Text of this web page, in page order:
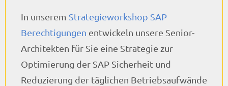
In unserem Strategieworkshop SAP
Berechtigungen entwickeln unsere Senior-
Architekten für Sie eine Strategie zur
Optimierung der SAP Sicherheit und
Reduzierung der täglichen Betriebsaufwände